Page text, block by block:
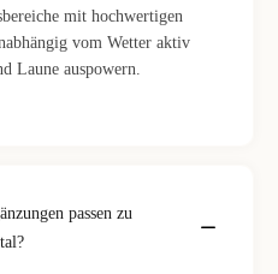
mit hochwertigen
vom Wetter aktiv
Laune auspowern.
passen zu